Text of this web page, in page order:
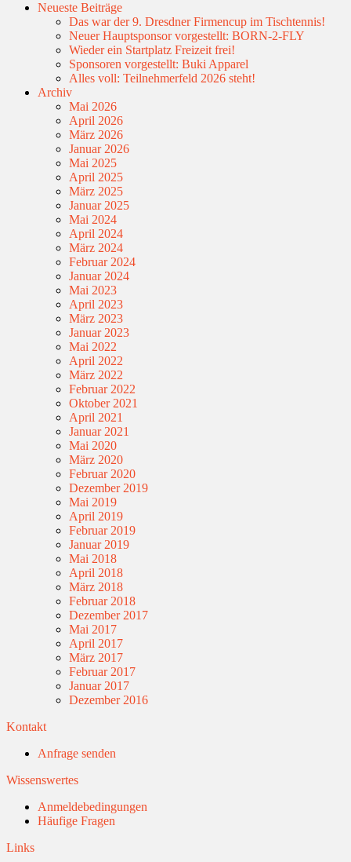
Neueste Beiträge
Das war der 9. Dresdner Firmencup im Tischtennis!
Neuer Hauptsponsor vorgestellt: BORN-2-FLY
Wieder ein Startplatz Freizeit frei!
Sponsoren vorgestellt: Buki Apparel
Alles voll: Teilnehmerfeld 2026 steht!
Archiv
Mai 2026
April 2026
März 2026
Januar 2026
Mai 2025
April 2025
März 2025
Januar 2025
Mai 2024
April 2024
März 2024
Februar 2024
Januar 2024
Mai 2023
April 2023
März 2023
Januar 2023
Mai 2022
April 2022
März 2022
Februar 2022
Oktober 2021
April 2021
Januar 2021
Mai 2020
März 2020
Februar 2020
Dezember 2019
Mai 2019
April 2019
Februar 2019
Januar 2019
Mai 2018
April 2018
März 2018
Februar 2018
Dezember 2017
Mai 2017
April 2017
März 2017
Februar 2017
Januar 2017
Dezember 2016
Kontakt
Anfrage senden
Wissenswertes
Anmeldebedingungen
Häufige Fragen
Links